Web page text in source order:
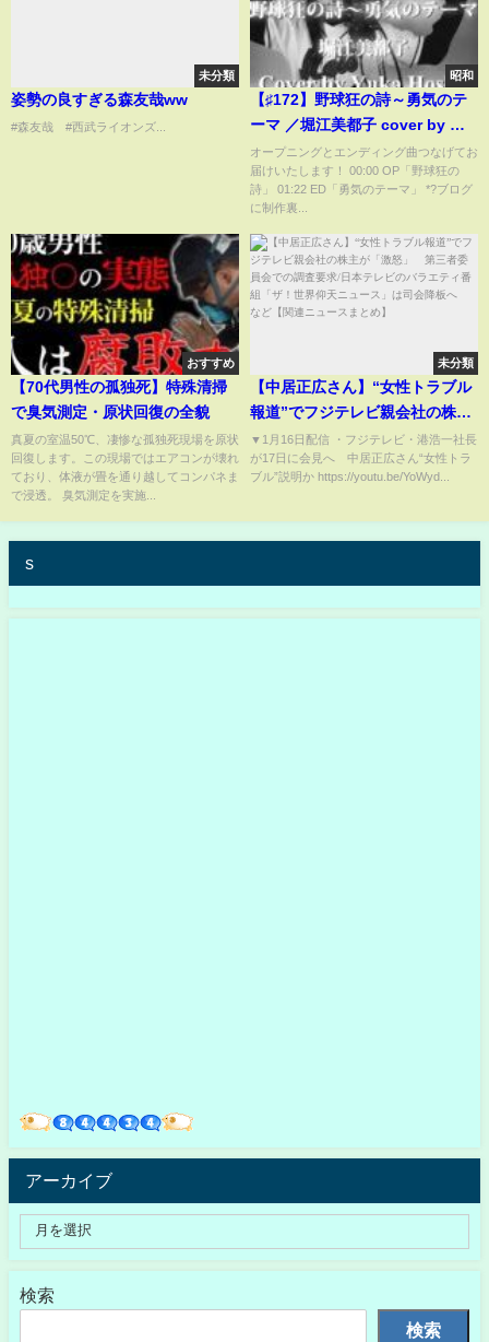
未分類
姿勢の良すぎる森友哉ww
#森友哉 #西武ライオンズ...
昭和
【♯172】野球狂の詩～勇気のテ
ーマ ／堀江美都子 cover by 星
魚有香【アニメ「野球狂の詩」
OP・ED】
オープニングとエンディング曲つなげてお
届けいたします！ 00:00 OP「野球狂の
詩」 01:22 ED「勇気のテーマ」 *?ブログ
に制作裏...
おすすめ
【70代男性の孤独死】特殊清掃
で臭気測定・原状回復の全貌
真夏の室温50℃、凄惨な孤独死現場を原状
回復します。この現場ではエアコンが壊れ
ており、体液が畳を通り越してコンパネま
で浸透。 臭気測定を実施...
未分類
【中居正広さん】“女性トラブル
報道”でフジテレビ親会社の株主
が「激怒」 第三者委員会での
調査要求/日本テレビのバラエテ
ィ番組「ザ！世界仰天ニュー
ニュースまとめ】
▼1月16日配信 ・フジテレビ・港浩一社長
が17日に会見へ 中居正広さん“女性トラ
ブル”説明か https://youtu.be/YoWyd...
s
アーカイブ
検索
検索